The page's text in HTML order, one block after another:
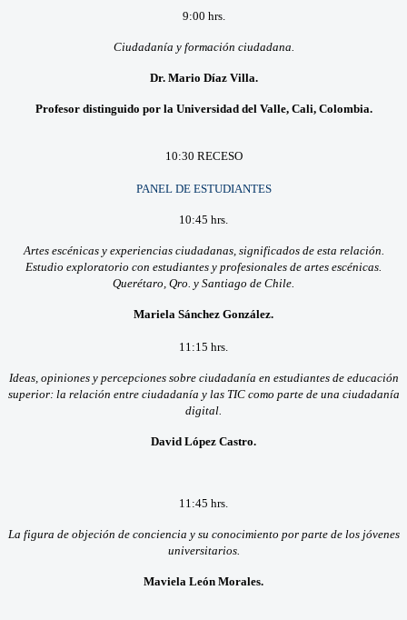
9:00 hrs.
Ciudadanía y formación ciudadana.
Dr. Mario Díaz Villa.
Profesor distinguido por la Universidad del Valle, Cali, Colombia.
10:30 RECESO
PANEL DE ESTUDIANTES
10:45 hrs.
Artes escénicas y experiencias ciudadanas, significados de esta relación.
Estudio exploratorio con estudiantes y profesionales de artes escénicas.
Querétaro, Qro. y Santiago de Chile.
Mariela Sánchez González.
11:15 hrs.
Ideas, opiniones y percepciones sobre ciudadanía en estudiantes de educación
superior: la relación entre ciudadanía y las TIC como parte de una ciudadanía
digital.
David López Castro.
11:45 hrs.
La figura de objeción de conciencia y su conocimiento por parte de los jóvenes
universitarios.
Maviela León Morales.